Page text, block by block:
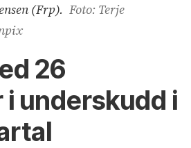
(Frp). Foto: Terje
26
i underskudd i